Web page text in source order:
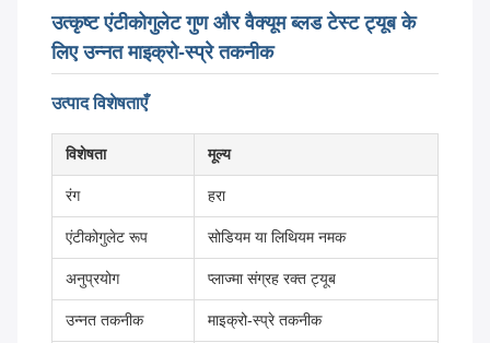
उत्कृष्ट एंटीकोगुलेट गुण और वैक्यूम ब्लड टेस्ट ट्यूब के
लिए उन्नत माइक्रो-स्प्रे तकनीक
उत्पाद विशेषताएँ
विशेषता मूल्य
रंग हरा
एंटीकोगुलेट रूप सोडियम या लिथियम नमक
अनुप्रयोग प्लाज्मा संग्रह रक्त ट्यूब
उन्नत तकनीक माइक्रो-स्प्रे तकनीक